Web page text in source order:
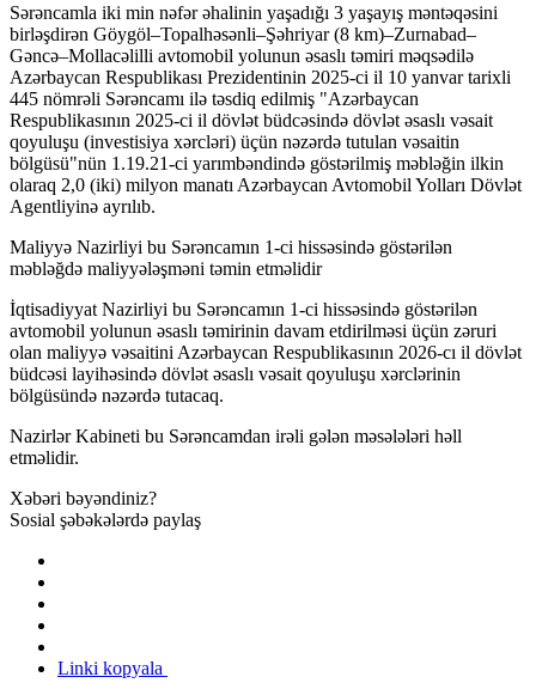
Sərəncamla iki min nəfər əhalinin yaşadığı 3 yaşayış məntəqəsini
birləşdirən Göygöl–Topalhəsənli–Şəhriyar (8 km)–Zurnabad–
Gəncə–Mollacəlilli avtomobil yolunun əsaslı təmiri məqsədilə
Azərbaycan Respublikası Prezidentinin 2025-ci il 10 yanvar tarixli
445 nömrəli Sərəncamı ilə təsdiq edilmiş "Azərbaycan
Respublikasının 2025-ci il dövlət büdcəsində dövlət əsaslı vəsait
qoyuluşu (investisiya xərcləri) üçün nəzərdə tutulan vəsaitin
bölgüsü"nün 1.19.21-ci yarımbəndində göstərilmiş məbləğin ilkin
olaraq 2,0 (iki) milyon manatı Azərbaycan Avtomobil Yolları Dövlət
Agentliyinə ayrılıb.
Maliyyə Nazirliyi bu Sərəncamın 1-ci hissəsində göstərilən
məbləğdə maliyyələşməni təmin etməlidir
İqtisadiyyat Nazirliyi bu Sərəncamın 1-ci hissəsində göstərilən
avtomobil yolunun əsaslı təmirinin davam etdirilməsi üçün zəruri
olan maliyyə vəsaitini Azərbaycan Respublikasının 2026-cı il dövlət
büdcəsi layihəsində dövlət əsaslı vəsait qoyuluşu xərclərinin
bölgüsündə nəzərdə tutacaq.
Nazirlər Kabineti bu Sərəncamdan irəli gələn məsələləri həll
etməlidir.
Xəbəri bəyəndiniz?
Sosial şəbəkələrdə paylaş
Linki kopyala